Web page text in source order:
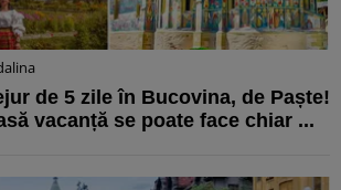
de 5 zile în Bucovina, de Paște!
vacanță se poate face chiar ...